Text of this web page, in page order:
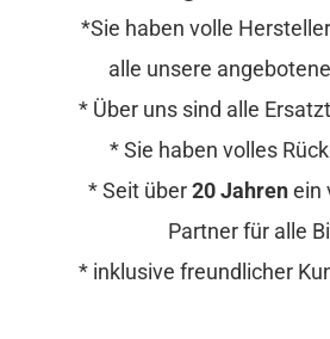
*Sie haben volle
alle unsere
* Über uns sind alle
* Sie haben volles
* Seit über20 Jahrenein
Partner für alle
* inklusive freundlicher